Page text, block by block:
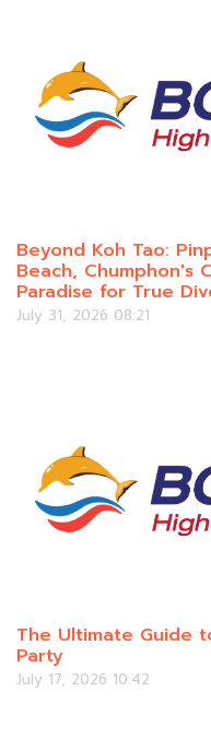
Beyond Koh Tao:
Beach, Chumphon's
Paradise for True
July 31, 2026 08:21
The Ultimate Guide
Party
July 17, 2026 10:42